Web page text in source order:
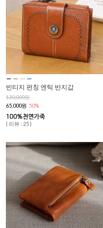
빈티지 펀칭 엔틱 반지갑
130,000원
65,000원 50%
( 리뷰 : 25 )